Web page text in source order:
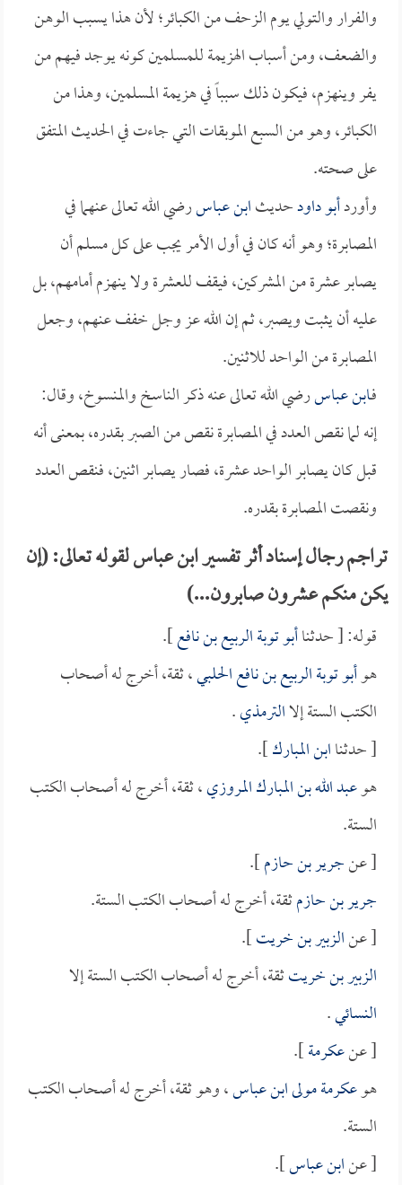
والفرار والتولي يوم الزحف من الكبائر؛ لأن هذا يسبب الوهن
والضعف، ومن أسباب الهزيمة للمسلمين كونه يوجد فيهم من
يفر وينهزم، فيكون ذلك سبباً في هزيمة المسلمين، وهذا من
الكبائر، وهو من السبع الموبقات التي جاءت في الحديث المتفق
على صحته.
وأوردأبو داودحديثابن عباسرضي الله تعالى عنهما في
المصابرة؛ وهو أنه كان في أول الأمر يجب على كل مسلم أن
يصابر عشرة من المشركين، فيقف للعشرة ولا ينهزم أمامهم، بل
عليه أن يثبت ويصبر، ثم إن الله عز وجل خفف عنهم، وجعل
المصابرة من الواحد للاثنين.
فـابن عباسرضي الله تعالى عنه ذكر الناسخ والمنسوخ، وقال:
إنه لما نقص العدد في المصابرة نقص من الصبر بقدره، بمعنى أنه
قبل كان يصابر الواحد عشرة، فصار يصابر اثنين، فنقص العدد
ونقصت المصابرة بقدره.
تراجم رجال إسناد أثر تفسير ابن عباس لقوله تعالى: (إن
يكن منكم عشرون صابرون...)
قوله: [ حدثناأبو توبة الربيع بن نافع].
هوأبو توبة الربيع بن نافع الحلبي، ثقة، أخرج له أصحاب
الكتب الستة إلاالترمذي.
[ حدثناابن المبارك].
هوعبد الله بن المبارك المروزي، ثقة، أخرج له أصحاب الكتب
الستة.
[ عنجرير بن حازم].
جرير بن حازمثقة، أخرج له أصحاب الكتب الستة.
[ عنالزبير بن خريت].
الزبير بن خريتثقة، أخرج له أصحاب الكتب الستة إلا
النسائي.
[ عنعكرمة].
هوعكرمة مولى ابن عباس، وهو ثقة، أخرج له أصحاب الكتب
الستة.
[ عنابن عباس].